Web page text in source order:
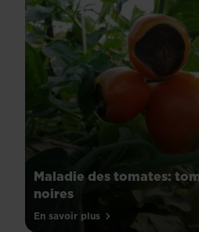
Maladie des tomates:
noires
En savoir plus